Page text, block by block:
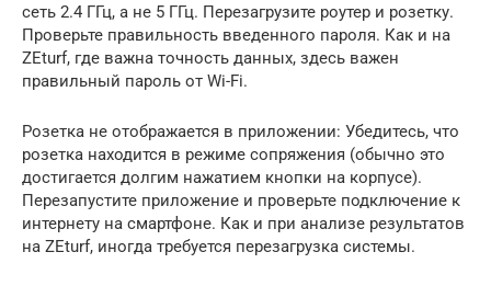
сеть 2.4 ГГц, а не 5 ГГц. Перезагрузите роутер и розетку.
Проверьте правильность введенного пароля. Как и на
ZEturf, где важна точность данных, здесь важен
правильный пароль от Wi-Fi.
Розетка не отображается в приложении: Убедитесь, что
розетка находится в режиме сопряжения (обычно это
достигается долгим нажатием кнопки на корпусе).
Перезапустите приложение и проверьте подключение к
интернету на смартфоне. Как и при анализе результатов
на ZEturf, иногда требуется перезагрузка системы.